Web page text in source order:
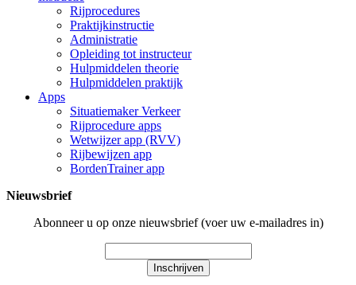
Rijprocedures
Praktijkinstructie
Administratie
Opleiding tot instructeur
Hulpmiddelen theorie
Hulpmiddelen praktijk
Apps
Situatiemaker Verkeer
Rijprocedure apps
Wetwijzer app (RVV)
Rijbewijzen app
BordenTrainer app
Nieuwsbrief
Abonneer u op onze nieuwsbrief (voer uw e-mailadres in)
Inschrijven